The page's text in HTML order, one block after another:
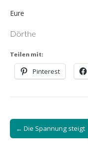
Eure
Dörthe
Teilen mit:
Pinterest
Post
navigation
← Die Spannung steigt